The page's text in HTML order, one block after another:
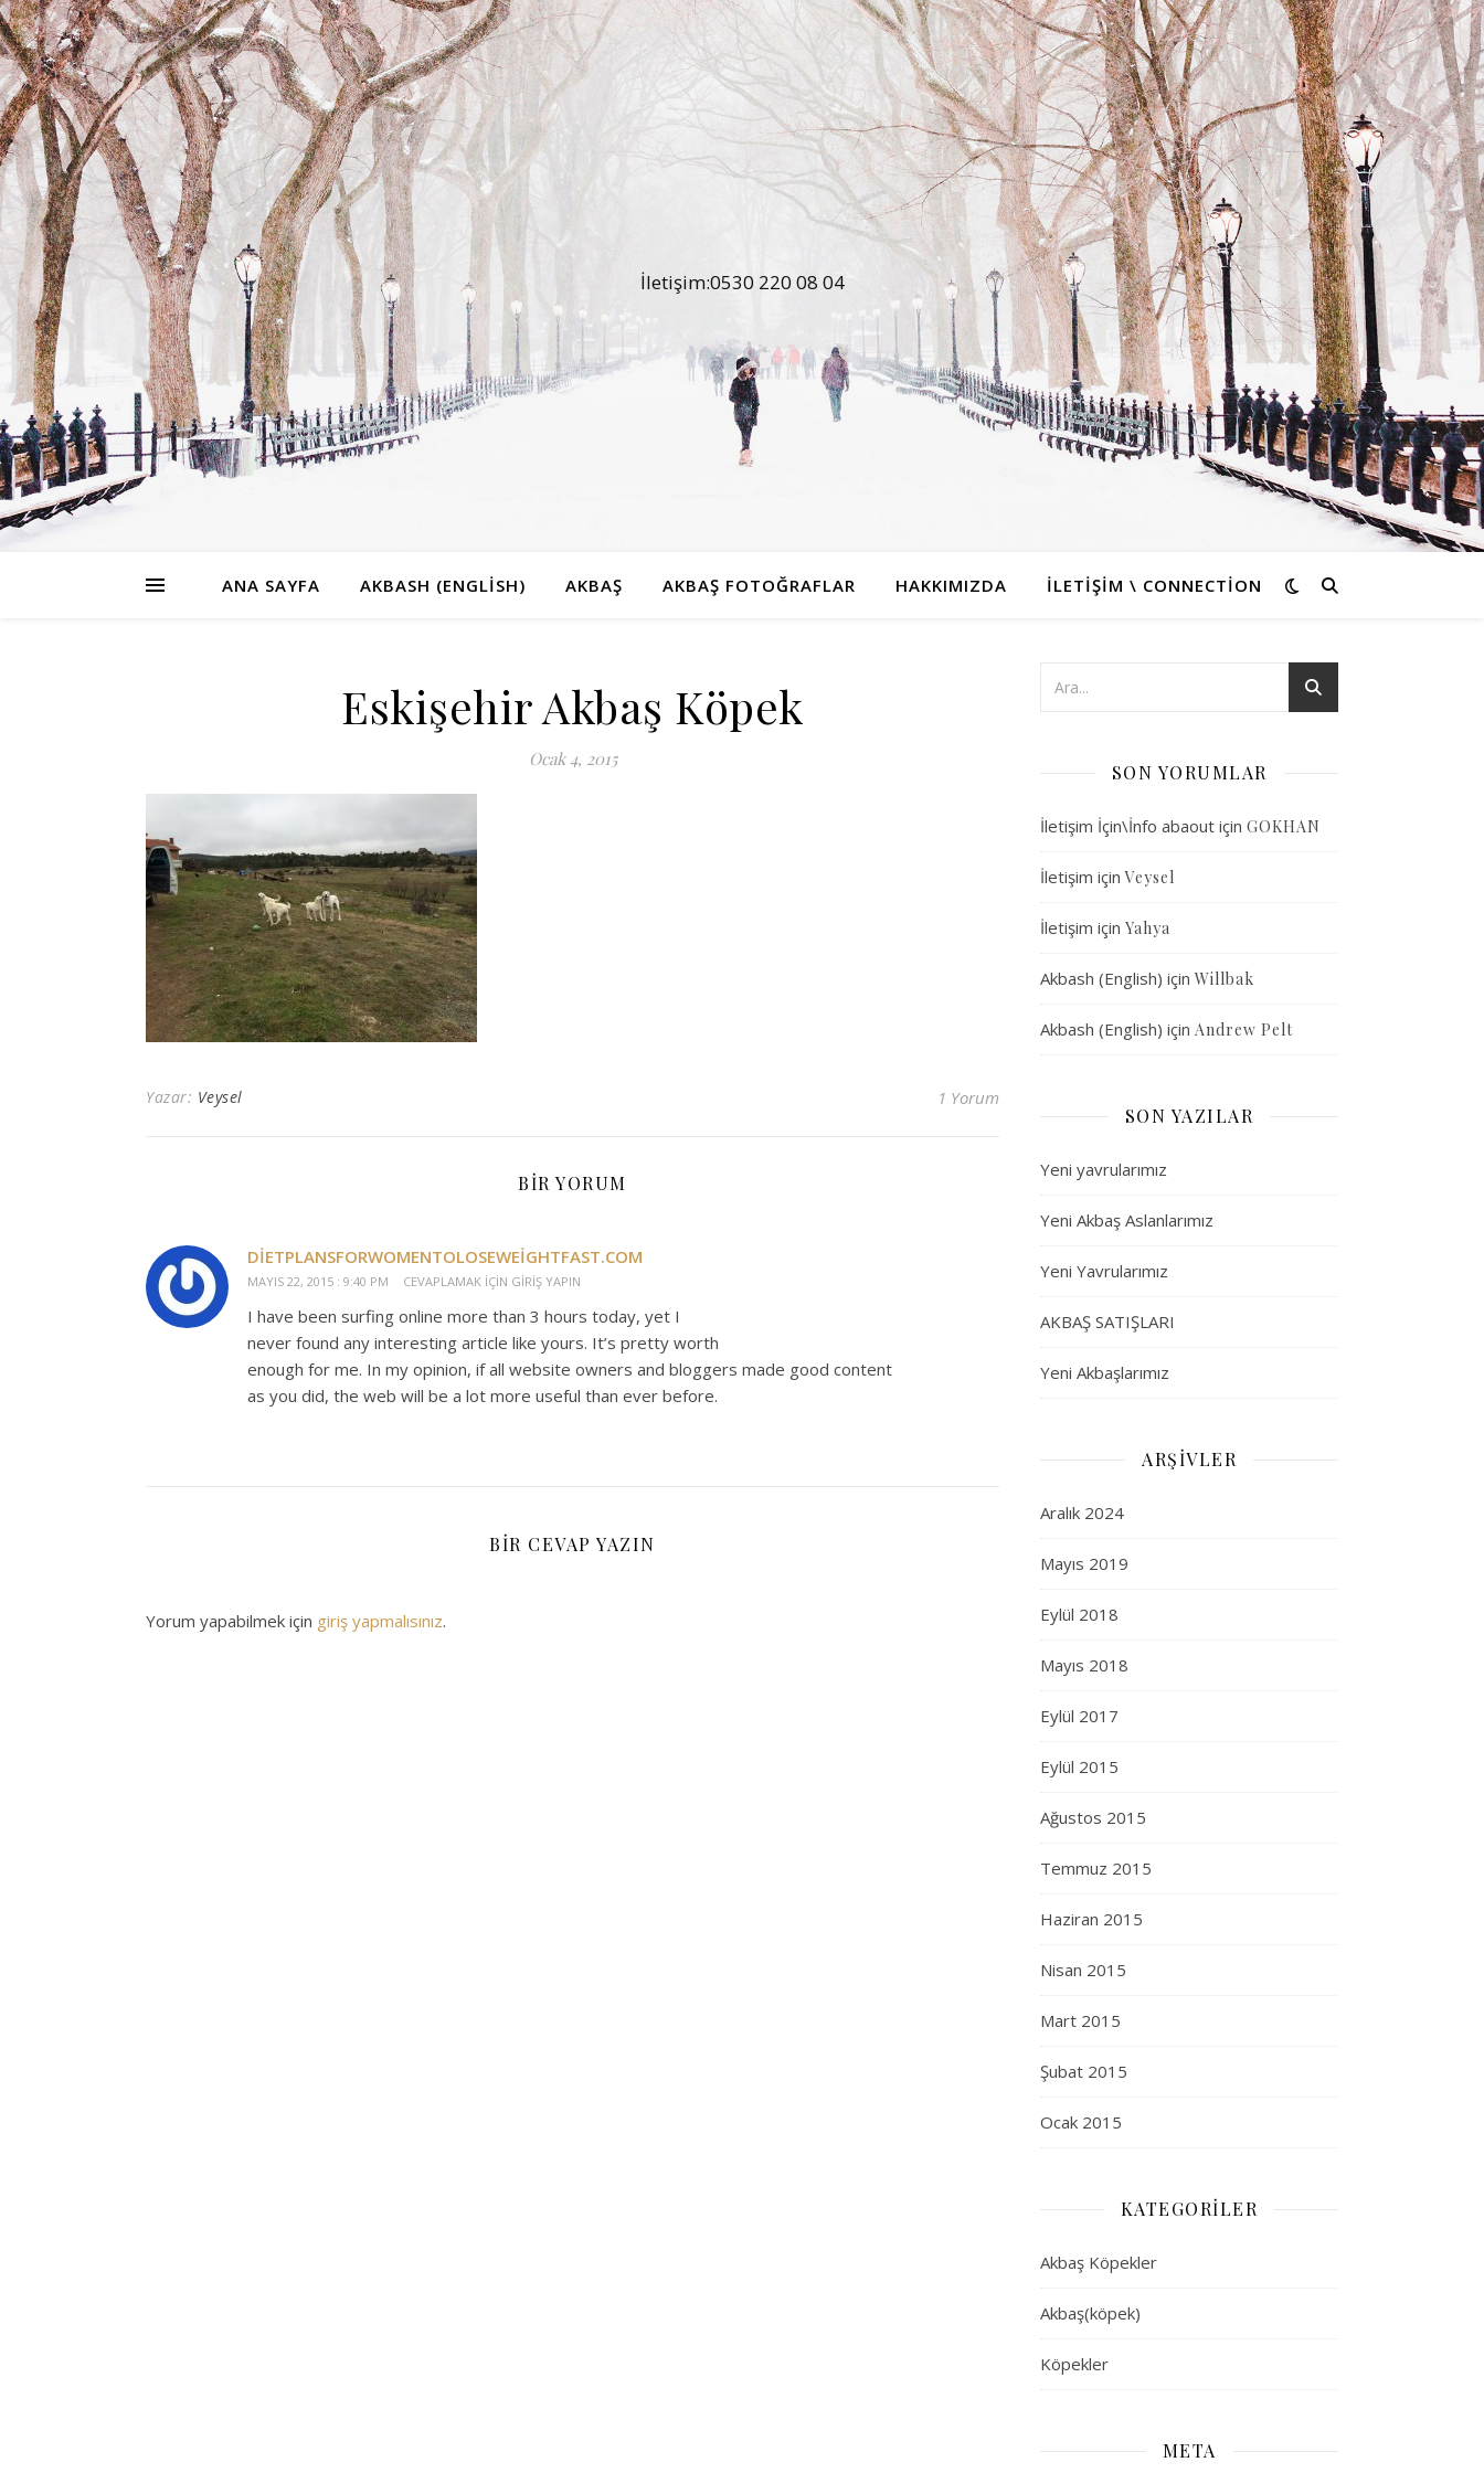
İletişim:0530 220 08 04
ANA SAYFA AKBASH (ENGLISH) AKBAŞ AKBAŞ FOTOĞRAFLAR HAKKIMIZDA İLETIŞIM \ CONNECTION
Eskişehir Akbaş Köpek
Ocak 4, 2015
Yazar: Veysel 1 Yorum
BIR YORUM
DIETPLANSFORWOMENTOLOSEWEIGHTFAST.COM
MAYIS 22, 2015 : 9:40 PM CEVAPLAMAK IÇIN GIRIŞ YAPIN
I have been surfing online more than 3 hours today, yet I
never found any interesting article like yours. It’s pretty worth
enough for me. In my opinion, if all website owners and bloggers made good content
as you did, the web will be a lot more useful than ever before.
BIR CEVAP YAZIN
Yorum yapabilmek için giriş yapmalısınız.
SON YORUMLAR
İletişim İçin\İnfo abaout için GOKHAN
İletişim içinVeysel
İletişim için Yahya
Akbash (English) için Willbak
Akbash (English) için Andrew Pelt
SON YAZILAR
Yeni yavrularımız
Yeni Akbaş Aslanlarımız
Yeni Yavrularımız
AKBAŞ SATIŞLARI
Yeni Akbaşlarımız
ARŞIVLER
Aralık 2024
Mayıs 2019
Eylül 2018
Mayıs 2018
Eylül 2017
Eylül 2015
Ağustos 2015
Temmuz 2015
Haziran 2015
Nisan 2015
Mart 2015
Şubat 2015
Ocak 2015
KATEGORILER
Akbaş Köpekler
Akbaş(köpek)
Köpekler
META